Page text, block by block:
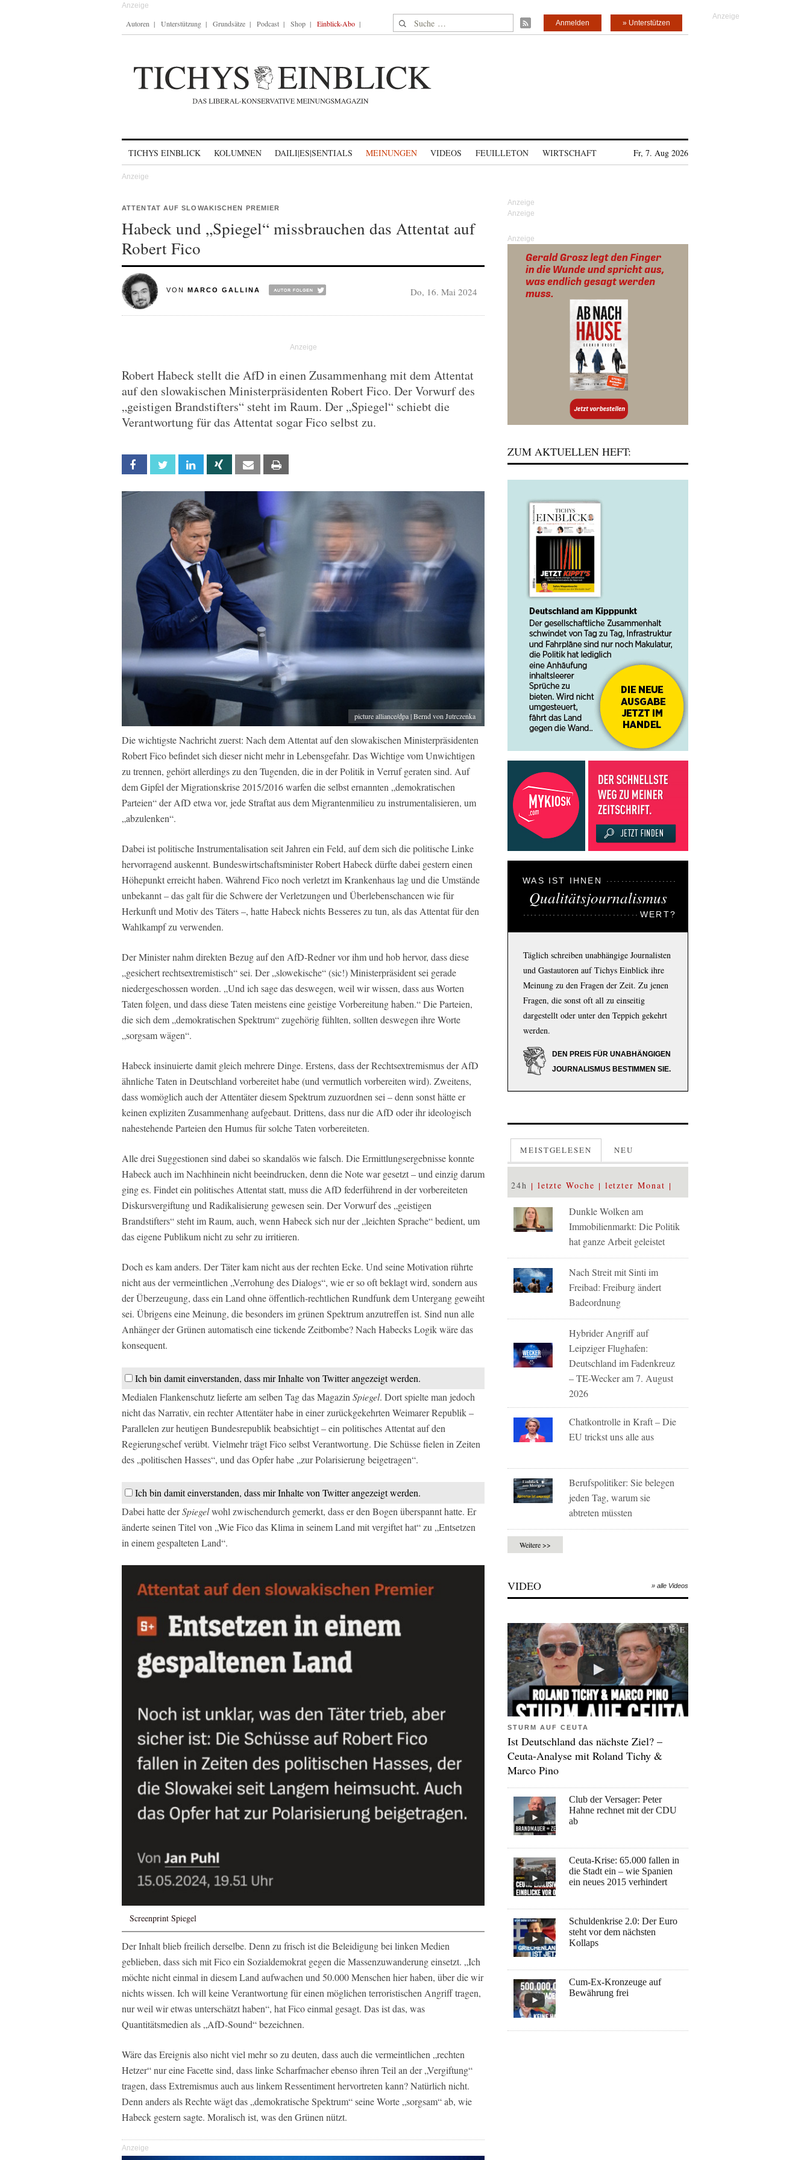
Autoren Unterstützung Grundsätze Podcast Shop Einblick-Abo Suche nach: » Unterstützen
Anmelden
TICHYS EINBLICK KOLUMNEN DAILI|ES|SENTIALS MEINUNGEN VIDEOS FEUILLETON WIRTSCHAFT Fr, 7. Aug 2026
ATTENTAT AUF SLOWAKISCHEN PREMIER
Habeck und „Spiegel“ missbrauchen das Attentat auf
Robert Fico
VON MARCO GALLINA Do, 16. Mai 2024
Robert Habeck stellt die AfD in einen Zusammenhang mit dem Attentat
auf den slowakischen Ministerpräsidenten Robert Fico. Der Vorwurf des
„geistigen Brandstifters“ steht im Raum. Der „Spiegel“ schiebt die
Verantwortung für das Attentat sogar Fico selbst zu.
Facebook Twitter Linkedin Xing Email
picture alliance/dpa | Bernd von Jutrczenka
Die wichtigste Nachricht zuerst: Nach dem Attentat auf den slowakischen Ministerpräsidenten
Robert Fico befindet sich dieser nicht mehr in Lebensgefahr. Das Wichtige vom Unwichtigen
zu trennen, gehört allerdings zu den Tugenden, die in der Politik in Verruf geraten sind. Auf
dem Gipfel der Migrationskrise 2015/2016 warfen die selbst ernannten „demokratischen
Parteien“ der AfD etwa vor, jede Straftat aus dem Migrantenmilieu zu instrumentalisieren, um
„abzulenken“.
Dabei ist politische Instrumentalisation seit Jahren ein Feld, auf dem sich die politische Linke
hervorragend auskennt. Bundeswirtschaftsminister Robert Habeck dürfte dabei gestern einen
Höhepunkt erreicht haben. Während Fico noch verletzt im Krankenhaus lag und die Umstände
unbekannt – das galt für die Schwere der Verletzungen und Überlebenschancen wie für
Herkunft und Motiv des Täters –, hatte Habeck nichts Besseres zu tun, als das Attentat für den
Wahlkampf zu verwenden.
Der Minister nahm direkten Bezug auf den AfD-Redner vor ihm und hob hervor, dass diese
„gesichert rechtsextremistisch“ sei. Der „slowekische“ (sic!) Ministerpräsident sei gerade
niedergeschossen worden. „Und ich sage das deswegen, weil wir wissen, dass aus Worten
Taten folgen, und dass diese Taten meistens eine geistige Vorbereitung haben.“ Die Parteien,
die sich dem „demokratischen Spektrum“ zugehörig fühlten, sollten deswegen ihre Worte
„sorgsam wägen“.
Habeck insinuierte damit gleich mehrere Dinge. Erstens, dass der Rechtsextremismus der AfD
ähnliche Taten in Deutschland vorbereitet habe (und vermutlich vorbereiten wird). Zweitens,
dass womöglich auch der Attentäter diesem Spektrum zuzuordnen sei – denn sonst hätte er
keinen expliziten Zusammenhang aufgebaut. Drittens, dass nur die AfD oder ihr ideologisch
nahestehende Parteien den Humus für solche Taten vorbereiteten.
Alle drei Suggestionen sind dabei so skandalös wie falsch. Die Ermittlungsergebnisse konnte
Habeck auch im Nachhinein nicht beeindrucken, denn die Note war gesetzt – und einzig darum
ging es. Findet ein politisches Attentat statt, muss die AfD federführend in der vorbereiteten
Diskursvergiftung und Radikalisierung gewesen sein. Der Vorwurf des „geistigen
Brandstifters“ steht im Raum, auch, wenn Habeck sich nur der „leichten Sprache“ bedient, um
das eigene Publikum nicht zu sehr zu irritieren.
Doch es kam anders. Der Täter kam nicht aus der rechten Ecke. Und seine Motivation rührte
nicht aus der vermeintlichen „Verrohung des Dialogs“, wie er so oft beklagt wird, sondern aus
der Überzeugung, dass ein Land ohne öffentlich-rechtlichen Rundfunk dem Untergang geweiht
sei. Übrigens eine Meinung, die besonders im grünen Spektrum anzutreffen ist. Sind nun alle
Anhänger der Grünen automatisch eine tickende Zeitbombe? Nach Habecks Logik wäre das
konsequent.
Ich bin damit einverstanden, dass mir Inhalte von Twitter angezeigt werden.
Medialen Flankenschutz lieferte am selben Tag das MagazinSpiegel. Dort spielte man jedoch
nicht das Narrativ, ein rechter Attentäter habe in einer zurückgekehrten Weimarer Republik –
Parallelen zur heutigen Bundesrepublik beabsichtigt – ein politisches Attentat auf den
Regierungschef verübt. Vielmehr trägt Fico selbst Verantwortung. Die Schüsse fielen in Zeiten
des „politischen Hasses“, und das Opfer habe „zur Polarisierung beigetragen“.
Ich bin damit einverstanden, dass mir Inhalte von Twitter angezeigt werden.
Dabei hatte derSpiegelwohl zwischendurch gemerkt, dass er den Bogen überspannt hatte. Er
änderte seinen Titel von „Wie Fico das Klima in seinem Land mit vergiftet hat“ zu „Entsetzen
in einem gespalteten Land“.
Screenprint Spiegel
Der Inhalt blieb freilich derselbe. Denn zu frisch ist die Beleidigung bei linken Medien
geblieben, dass sich mit Fico ein Sozialdemokrat gegen die Massenzuwanderung einsetzt. „Ich
möchte nicht einmal in diesem Land aufwachen und 50.000 Menschen hier haben, über die wir
nichts wissen. Ich will keine Verantwortung für einen möglichen terroristischen Angriff tragen,
nur weil wir etwas unterschätzt haben“, hat Fico einmal gesagt. Das ist das, was
Quantitätsmedien als „AfD-Sound“ bezeichnen.
Wäre das Ereignis also nicht viel mehr so zu deuten, dass auch die vermeintlichen „rechten
Hetzer“ nur eine Facette sind, dass linke Scharfmacher ebenso ihren Teil an der „Vergiftung“
tragen, dass Extremismus auch aus linkem Ressentiment hervortreten kann? Natürlich nicht.
Denn anders als Rechte wägt das „demokratische Spektrum“ seine Worte „sorgsam“ ab, wie
Habeck gestern sagte. Moralisch ist, was den Grünen nützt.
Anzeige
Anzeige
ZUM AKTUELLEN HEFT:
WAS IST IHNEN
Qualitätsjournalismus
WERT?
Täglich schreiben unabhängige Journalisten
und Gastautoren auf Tichys Einblick ihre
Meinung zu den Fragen der Zeit. Zu jenen
Fragen, die sonst oft all zu einseitig
dargestellt oder unter den Teppich gekehrt
werden.
DEN PREIS FÜR UNABHÄNGIGEN
JOURNALISMUS BESTIMMEN SIE.
MEISTGELESEN NEU
24h letzte Woche letzter Monat
Dunkle Wolken am
Immobilienmarkt: Die Politik
hat ganze Arbeit geleistet
Nach Streit mit Sinti im
Freibad: Freiburg ändert
Badeordnung
Hybrider Angriff auf
Leipziger Flughafen:
Deutschland im Fadenkreuz
– TE-Wecker am 7. August
2026
Chatkontrolle in Kraft – Die
EU trickst uns alle aus
Berufspolitiker: Sie belegen
jeden Tag, warum sie
abtreten müssten
Weitere >>
VIDEO » alle Videos
STURM AUF CEUTA
Ist Deutschland das nächste Ziel? –
Ceuta-Analyse mit Roland Tichy &
Marco Pino
Club der Versager: Peter
Hahne rechnet mit der CDU
ab
Ceuta-Krise: 65.000 fallen in
die Stadt ein – wie Spanien
ein neues 2015 verhindert
Schuldenkrise 2.0: Der Euro
steht vor dem nächsten
Kollaps
Cum-Ex-Kronzeuge auf
Bewährung frei